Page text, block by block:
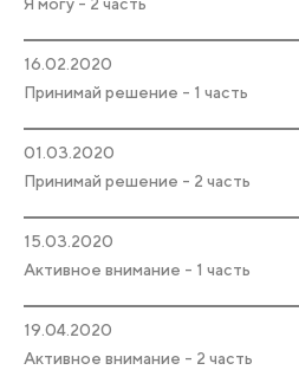
16.02.2020
Принимай решение - 1 часть
01.03.2020
Принимай решение - 2 часть
15.03.2020
Активное внимание - 1 часть
19.04.2020
Активное внимание - 2 часть